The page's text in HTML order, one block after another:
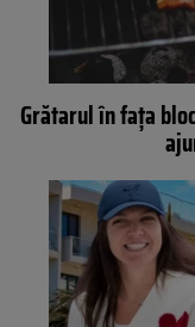
Grătarul în fața